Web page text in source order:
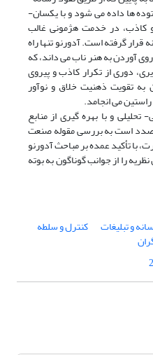
­ها داده می ­شود و با یکسان­
و کاذب، در خدمت هژمونی غالب
قرار گرفته است. آدورنو تنها راه
آوردن به هنر ناب می ­داند، که
دوری از تکرار کاذب و پیروی
به تقویت ذهنیت خلاق و نوآور
می ­انجامد.
و با بهره­ گیری از منابع
صدد است به بررسی مقوله صنعت
با تأکید عمده بر مباحث آدورنو
را از جوانب گوناگون به بوته
و تبلیغات کنترل و سلطه